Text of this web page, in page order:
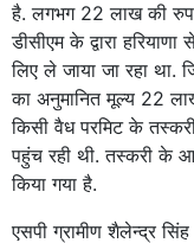
है. लगभग 22 लाख की
डीसीएम के द्वारा
लिए ले जाया जा रहा था.
का अनुमानित मूल्य 22
किसी वैध परमिट के
पहुंच रही थी. तस्करी के
किया गया है.
एसपी ग्रामीण शैलेन्द्र